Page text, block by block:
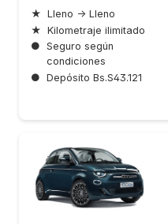
★ Lleno → Lleno
★ Kilometraje ilimitado
● Seguro según
condiciones
● Depósito Bs.S43.121